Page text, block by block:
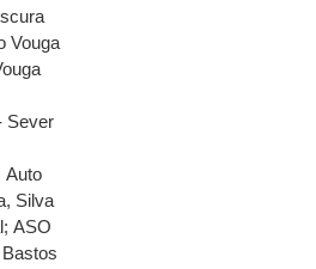
Vouga
Sever
Auto
Silva
;ASO